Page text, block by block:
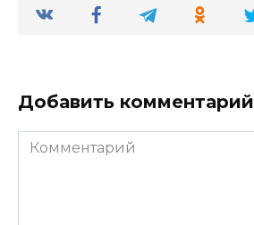
Добавить комментарий
Комментарий